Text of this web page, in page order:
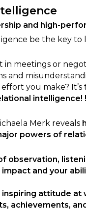
and high-
be the key to
meetings or
and
you make? It’s
intelligence! !
Merk reveals
powers of
observation,
and your
attitude at
achievements,